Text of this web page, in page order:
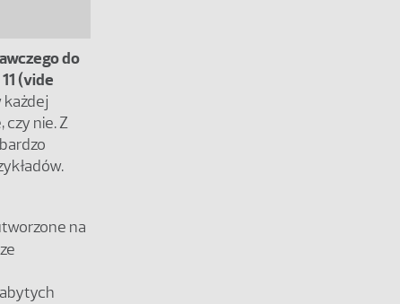
do
(vide
nie. Z
na